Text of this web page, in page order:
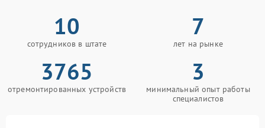
10
сотрудников в штате
7
лет на рынке
3765
отремонтированных устройств
3
минимальный опыт работы
специалистов